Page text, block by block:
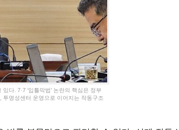
다. 7·7 ‘입틀막법’ 논란의 핵심은 정부
명성센터 운영으로 이어지는 작동구조